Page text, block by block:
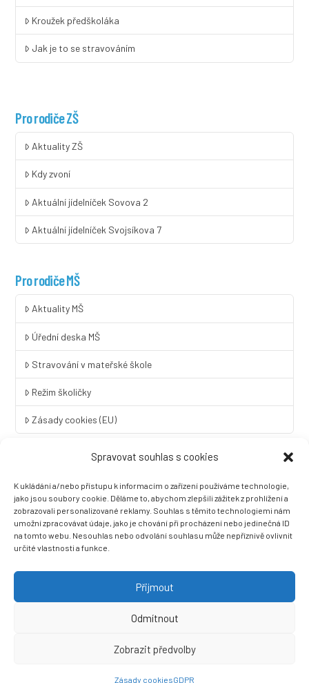
Spravovat souhlas s cookies
K ukládání a/nebo přístupu k informacím o zařízení používáme technologie,
jako jsou soubory cookie. Děláme to, abychom zlepšili zážitek z prohlížení a
zobrazovali personalizované reklamy. Souhlas s těmito technologiemi nám
umožní zpracovávat údaje, jako je chování při procházení nebo jedinečná ID
na tomto webu. Nesouhlas nebo odvolání souhlasu může nepříznivě ovlivnit
určité vlastnosti a funkce.
Přijmout
Odmítnout
Zobrazit předvolby
Zásady cookiesGDPR
Kroužek předškoláka
Jak je to se stravováním
Pro rodiče ZŠ
Aktuality ZŠ
Kdy zvoní
Aktuální jídelníček Sovova 2
Aktuální jídelníček Svojsíkova 7
Pro rodiče MŠ
Aktuality MŠ
Úřední deska MŠ
Stravování v mateřské škole
Režim školičky
Zásady cookies (EU)
LINGUA UNIVERSAL soukromá základní škola a mateřská škola
s.r.o.
Sovova 2
412 01 Litoměřice
+420 416 733 690
datová schránka: 3vnipkd
Než zazvoní, s.r.o.